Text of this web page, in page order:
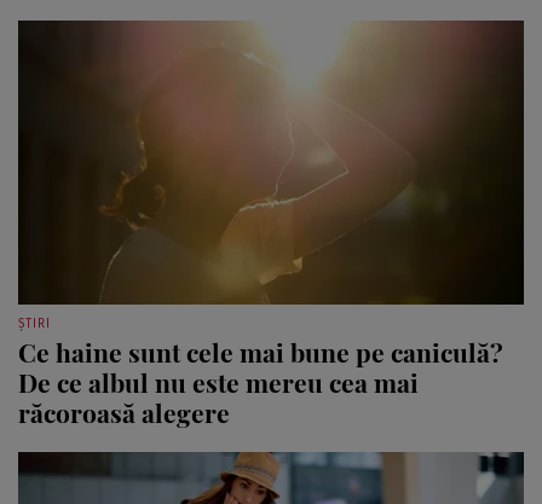
ȘTIRI
Ce haine sunt cele mai bune pe caniculă?
De ce albul nu este mereu cea mai
răcoroasă alegere